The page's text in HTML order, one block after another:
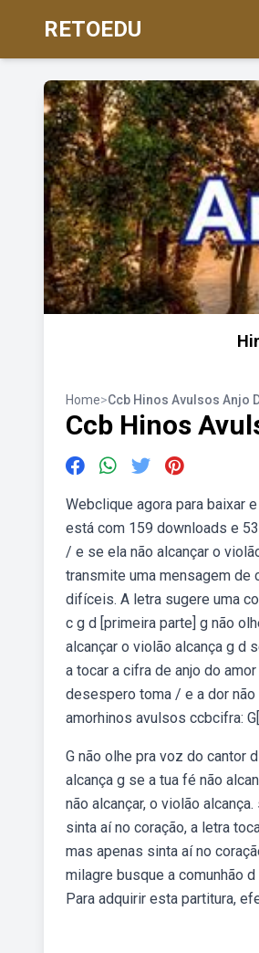
RETOEDU
Home>Ccb Hinos Avulsos Anjo
Ccb Hinos
Webclique agora para baixar
está com 159 downloads e
/ e se ela não alcançar o
transmite uma mensagem de
difíceis. A letra sugere uma
c g d [primeira parte] g não
alcançar o violão alcança g d
a tocar a cifra de anjo do
desespero toma / e a dor não
amorhinos avulsos ccbcifra:
G não olhe pra voz do cantor
alcança g se a tua fé não
não alcançar, o violão
sinta aí no coração, a letra
mas apenas sinta aí no
milagre busque a comunhão
Para adquirir esta partitura,